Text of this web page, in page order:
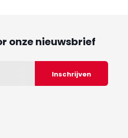
onze nieuwsbrief